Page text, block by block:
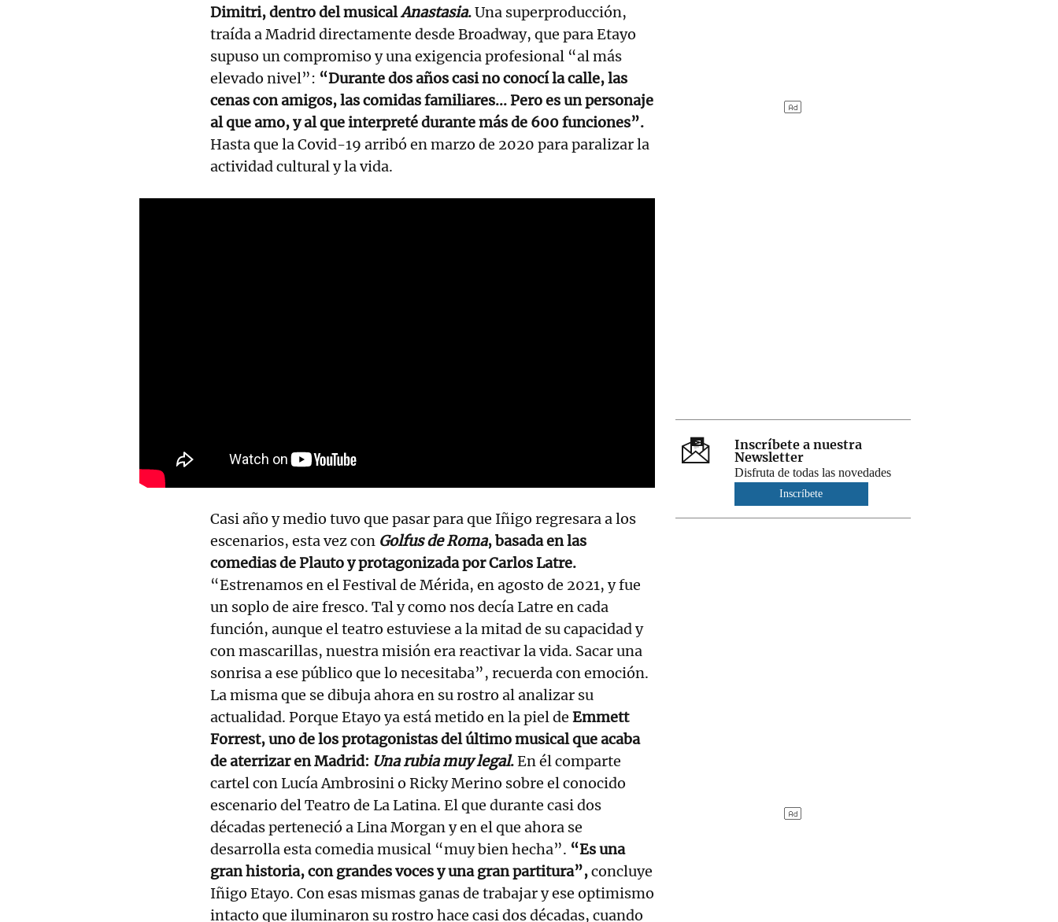
Dimitri, dentro del musicalAnastasia.Una superproducción,
traída a Madrid directamente desde Broadway, que para Etayo
supuso un compromiso y una exigencia profesional “al más
elevado nivel”: “Durante dos años casi no conocí la calle, las
cenas con amigos, las comidas familiares... Pero es un personaje
al que amo, y al que interpreté durante más de 600 funciones”.
Hasta que la Covid-19 arribó en marzo de 2020 para paralizar la
actividad cultural y la vida.
Casi año y medio tuvo que pasar para que Iñigo regresara a los
escenarios, esta vez con Golfus de Roma, basada en las
comedias de Plauto y protagonizada por Carlos Latre.
“Estrenamos en el Festival de Mérida, en agosto de 2021, y fue
un soplo de aire fresco. Tal y como nos decía Latre en cada
función, aunque el teatro estuviese a la mitad de su capacidad y
con mascarillas, nuestra misión era reactivar la vida. Sacar una
sonrisa a ese público que lo necesitaba”, recuerda con emoción.
La misma que se dibuja ahora en su rostro al analizar su
actualidad. Porque Etayo ya está metido en la piel de Emmett
Forrest, uno de los protagonistas del último musical que acaba
de aterrizar en Madrid: Una rubia muy legal.En él comparte
cartel con Lucía Ambrosini o Ricky Merino sobre el conocido
escenario del Teatro de La Latina. El que durante casi dos
décadas perteneció a Lina Morgan y en el que ahora se
desarrolla esta comedia musical “muy bien hecha”. “Es una
gran historia, con grandes voces y una gran partitura”,concluye
Iñigo Etayo. Con esas mismas ganas de trabajar y ese optimismo
intacto que iluminaron su rostro hace casi dos décadas, cuando
Inscríbete a nuestra
Newsletter
Disfruta de todas las novedades
Inscríbete